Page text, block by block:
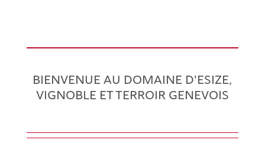
BIENVENUE AU DOMAINE D'ESIZE,
VIGNOBLE ET TERROIR GENEVOIS